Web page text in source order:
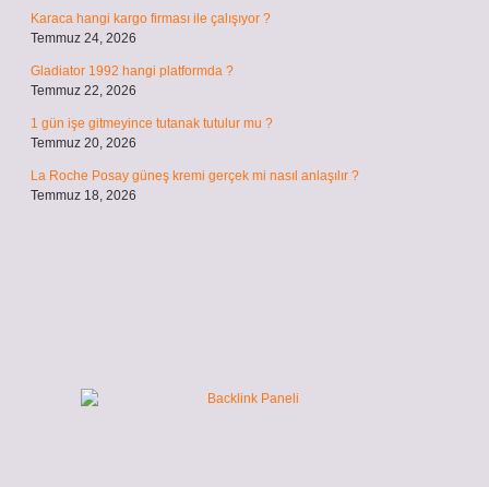
Karaca hangi kargo firması ile çalışıyor ?
Temmuz 24, 2026
Gladiator 1992 hangi platformda ?
Temmuz 22, 2026
1 gün işe gitmeyince tutanak tutulur mu ?
Temmuz 20, 2026
La Roche Posay güneş kremi gerçek mi nasıl anlaşılır ?
Temmuz 18, 2026